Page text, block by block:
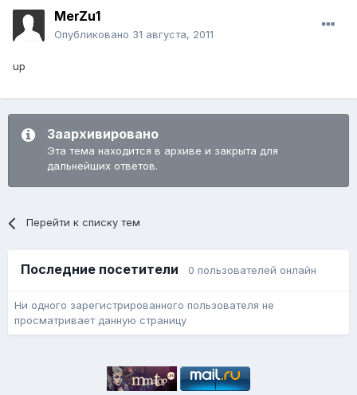
MerZu1
Опубликовано 31 августа, 2011
up
Заархивировано
Эта тема находится в архиве и закрыта для
дальнейших ответов.
Перейти к списку тем
Последние посетители 0 пользователей онлайн
Ни одного зарегистрированного пользователя не
просматривает данную страницу